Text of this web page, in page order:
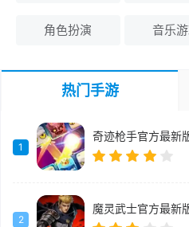
角色扮演 音乐
热门手游
1
奇迹枪手官方最新
2
魔灵武士官方最新